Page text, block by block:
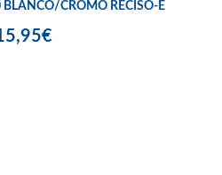
BLANCO/CROMO RECISO-E